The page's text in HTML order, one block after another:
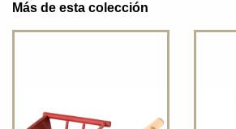
Más de esta colección